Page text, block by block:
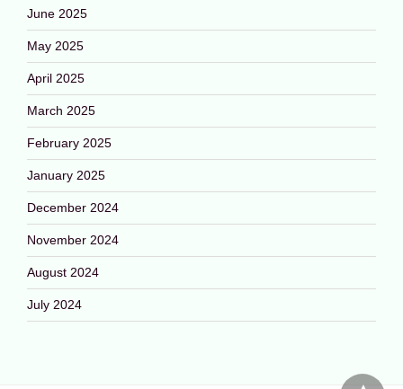
June 2025
May 2025
April 2025
March 2025
February 2025
January 2025
December 2024
November 2024
August 2024
July 2024